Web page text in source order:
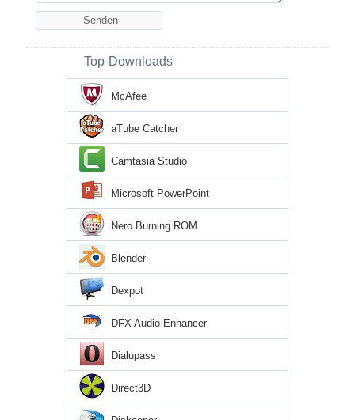
Top-Downloads
McAfee
aTube Catcher
Camtasia Studio
Microsoft PowerPoint
Nero Burning ROM
Blender
Dexpot
DFX Audio Enhancer
Dialupass
Direct3D